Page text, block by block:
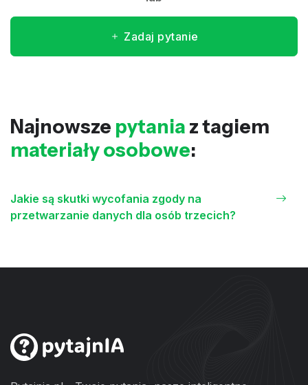
Zadaj pytanie
Najnowsze pytania z tagiem
materiały osobowe:
Jakie są skutki wycofania zgody na
przetwarzanie danych dla osób trzecich?